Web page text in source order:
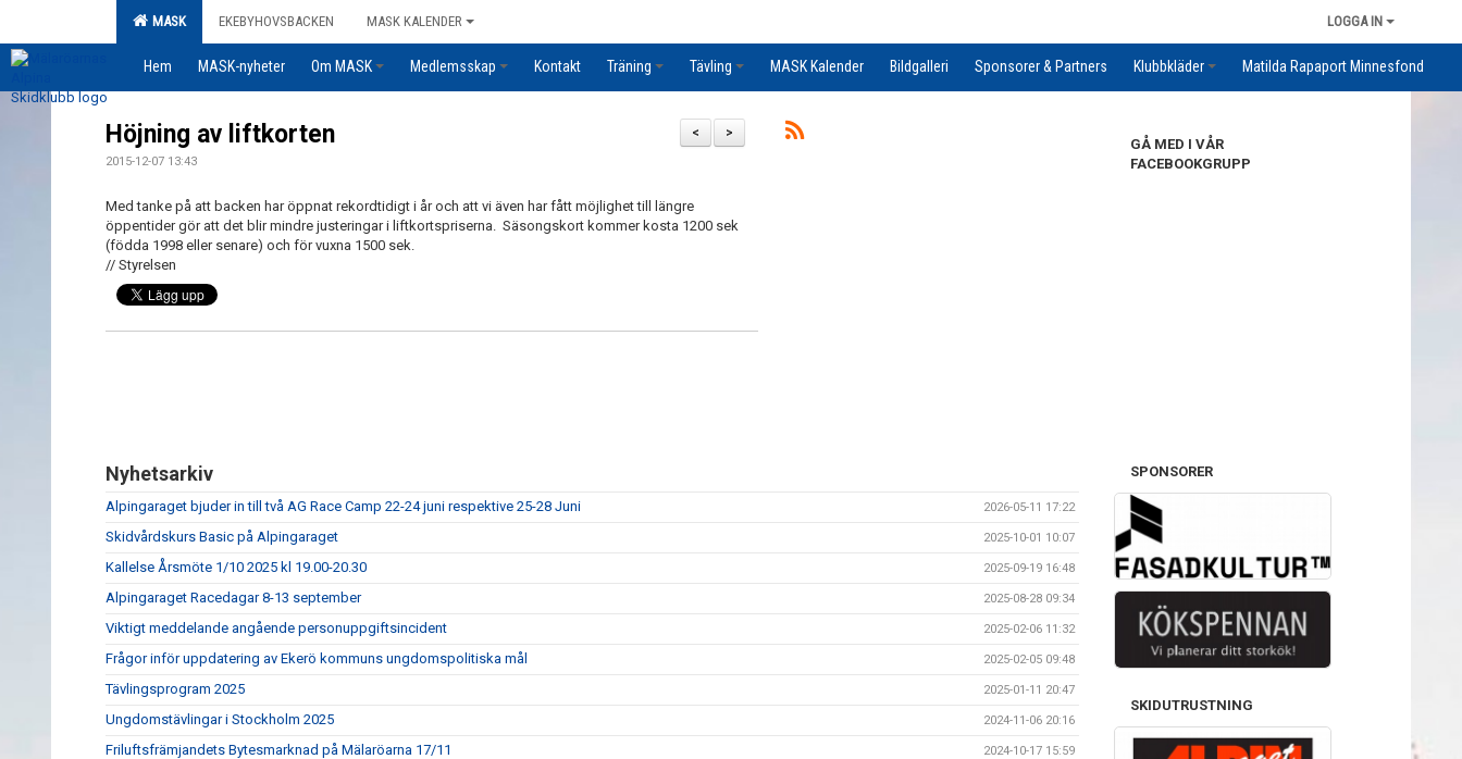
MASK EKEBYHOVSBACKEN MASK KALENDER LOGGA IN
Hem MASK-nyheter Om MASK Medlemsskap Kontakt Träning Tävling MASK Kalender Bildgalleri Sponsorer & Partners Klubbkläder Matilda Rapaport Minnesfond
>
<
Höjning av liftkorten
2015-12-07 13:43
Med tanke på att backen har öppnat rekordtidigt i år och att vi även har fått möjlighet till längre
öppentider gör att det blir mindre justeringar i liftkortspriserna. Säsongskort kommer kosta 1200 sek
(födda 1998 eller senare) och för vuxna 1500 sek.
// Styrelsen
Nyhetsarkiv
Alpingaraget bjuder in till två AG Race Camp 22-24 juni respektive 25-28 Juni 2026-05-11 17:22
Skidvårdskurs Basic på Alpingaraget 2025-10-01 10:07
Kallelse Årsmöte 1/10 2025 kl 19.00-20.30 2025-09-19 16:48
Alpingaraget Racedagar 8-13 september 2025-08-28 09:34
Viktigt meddelande angående personuppgiftsincident 2025-02-06 11:32
Frågor inför uppdatering av Ekerö kommuns ungdomspolitiska mål 2025-02-05 09:48
Tävlingsprogram 2025 2025-01-11 20:47
Ungdomstävlingar i Stockholm 2025 2024-11-06 20:16
Friluftsfrämjandets Bytesmarknad på Mälaröarna 17/11 2024-10-17 15:59
GÅ MED I VÅR
FACEBOOKGRUPP
SPONSORER
SKIDUTRUSTNING